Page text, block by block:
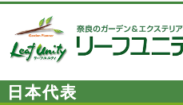
日本代表